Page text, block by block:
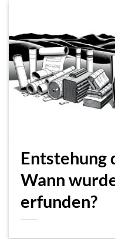
Entstehung
Wann
erfunden?